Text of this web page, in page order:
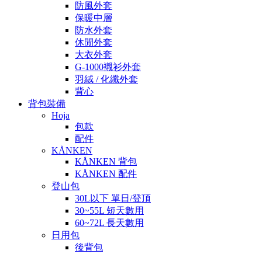
防風外套
保暖中層
防水外套
休閒外套
大衣外套
G-1000襯衫外套
羽絨 / 化纖外套
背心
背包裝備
Hoja
包款
配件
KÅNKEN
KÅNKEN 背包
KÅNKEN 配件
登山包
30L以下 單日/登頂
30~55L 短天數用
60~72L 長天數用
日用包
後背包